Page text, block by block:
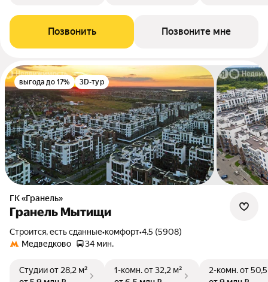
Позвонить Позвоните мне
выгода до 17% 3D-тур
ГК «Гранель»
Гранель Мытищи
Строится, есть сданные•комфорт•4.5 (5908)
Медведково
34 мин.
Студииот 28,2 м²
1-комн.от 32,2 м²
2-комн.от